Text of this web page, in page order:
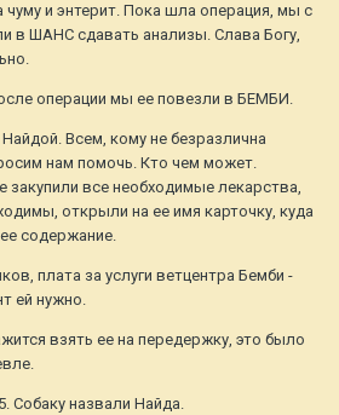
и энтерит. Пока шла операция, мы с
в ШАНС сдавать анализы. Слава Богу,
операции мы ее повезли в БЕМБИ.
Всем, кому не безразлична
нам помочь. Кто чем может.
все необходимые лекарства,
открыли на ее имя карточку, куда
содержание.
плата за услуги ветцентра Бемби -
ей нужно.
взять ее на передержку, это было
Собаку назвали Найда.